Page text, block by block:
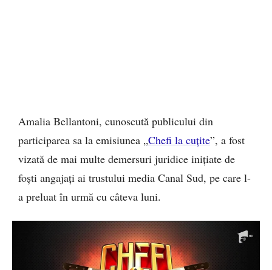
Amalia Bellantoni, cunoscută publicului din
participarea sa la emisiunea „Chefi la cuțite”, a fost
vizată de mai multe demersuri juridice inițiate de
foști angajați ai trustului media Canal Sud, pe care l-
a preluat în urmă cu câteva luni.